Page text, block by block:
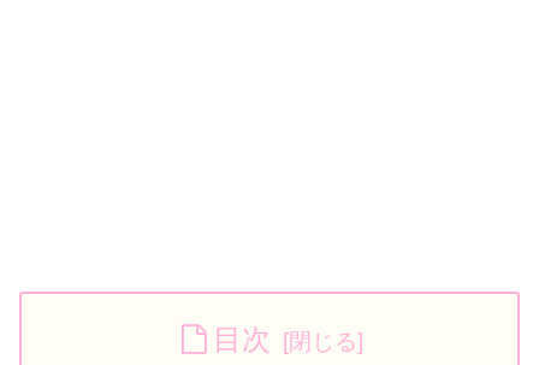
目次